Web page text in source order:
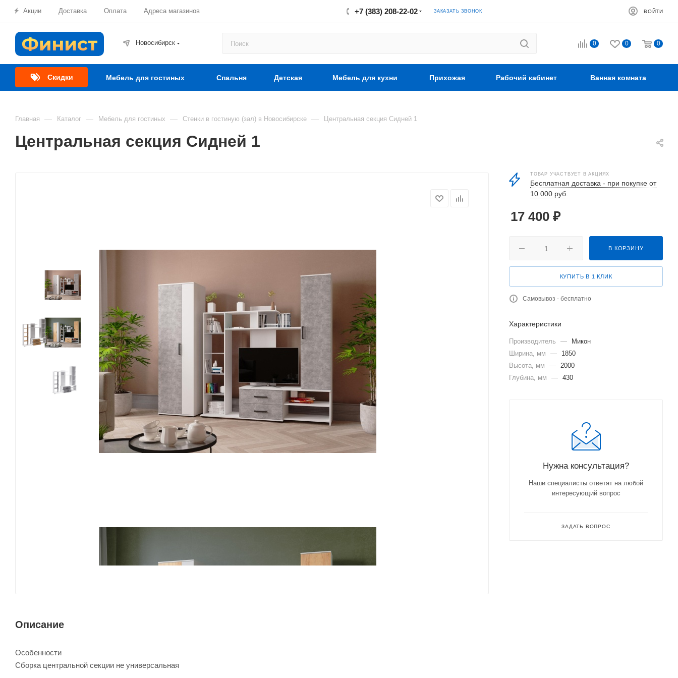
Акции Доставка Оплата Адреса магазинов +7 (383) 208-22-02 ЗАКАЗАТЬ ЗВОНОК ВОЙТИ
Новосибирск 0 0 0
Скидки Мебель для гостиных Спальня Детская Мебель для кухни Прихожая Рабочий кабинет Ванная комната
Главная — Каталог — Мебель для гостиных — Стенки в гостиную (зал) в Новосибирске — Центральная секция Сидней 1
Центральная секция Сидней 1
Описание
Особенности
Сборка центральной секции не универсальная
ТОВАР УЧАСТВУЕТ В АКЦИЯХ
Бесплатная доставка - при покупке от
10 000 руб.
17 400 ₽
В КОРЗИНУ
КУПИТЬ В 1 КЛИК
Самовывоз - бесплатно
Характеристики
Производитель —
Микон
Ширина, мм
—
1850
Высота, мм
— 2000
Глубина, мм
— 430
Нужна консультация?
Наши специалисты ответят на любой
интересующий вопрос
ЗАДАТЬ ВОПРОС